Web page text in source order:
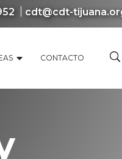
cdt@cdt-
CONTACTO